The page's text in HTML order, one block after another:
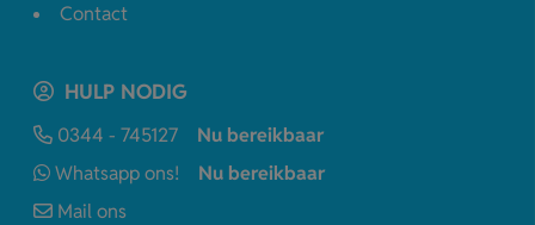
Contact
HULP NODIG
0344 - 745127
Nu bereikbaar
Whatsapp ons!
Nu bereikbaar
Mail ons